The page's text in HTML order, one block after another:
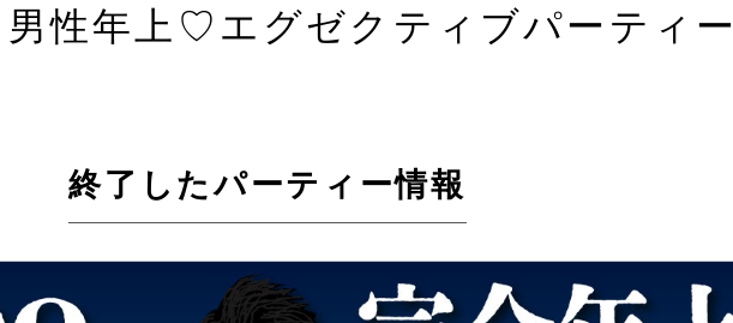
男性年上♡エグゼクティブパーティー
終了したパーティー情報